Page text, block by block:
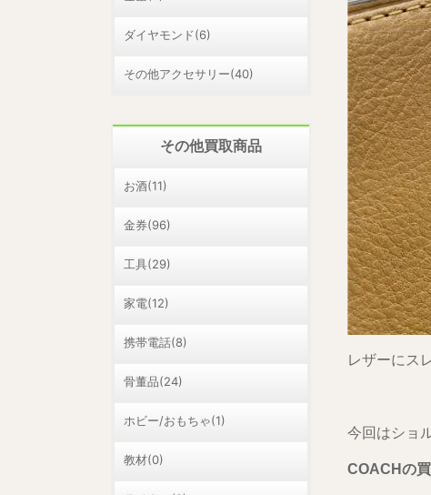
レザーにス
今回はショ
COACHの
ダイヤモンド(6)
その他アクセサリー(40)
その他買取商品
お酒(11)
金券(96)
工具(29)
家電(12)
携帯電話(8)
骨董品(24)
ホビー/おもちゃ(1)
教材(0)